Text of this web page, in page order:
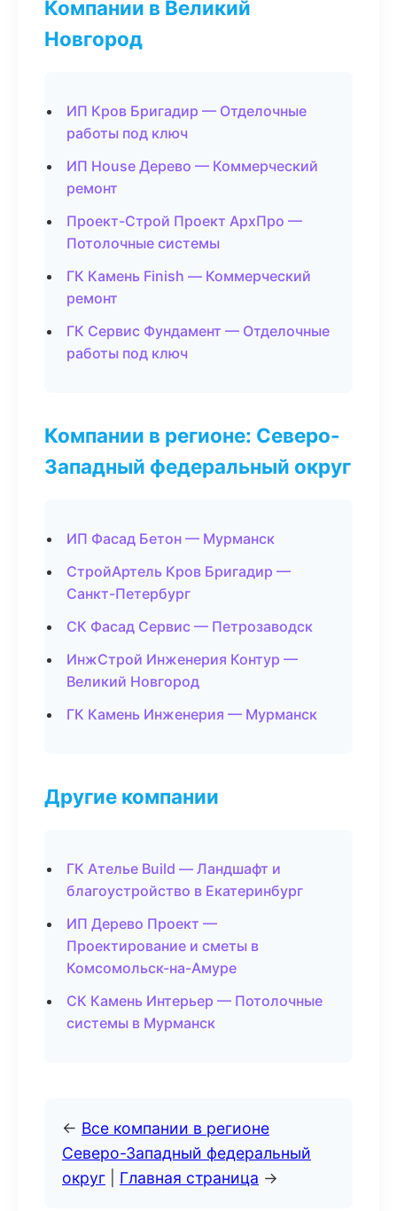
Компании в Великий
Новгород
ИП Кров Бригадир — Отделочные
работы под ключ
ИП House Дерево — Коммерческий
ремонт
Проект-Строй Проект АрхПро —
Потолочные системы
ГК Камень Finish — Коммерческий
ремонт
ГК Сервис Фундамент — Отделочные
работы под ключ
Компании в регионе: Северо-
Западный федеральный округ
ИП Фасад Бетон — Мурманск
СтройАртель Кров Бригадир —
Санкт-Петербург
СК Фасад Сервис — Петрозаводск
ИнжСтрой Инженерия Контур —
Великий Новгород
ГК Камень Инженерия — Мурманск
Другие компании
ГК Ателье Build — Ландшафт и
благоустройство в Екатеринбург
ИП Дерево Проект —
Проектирование и сметы в
Комсомольск-на-Амуре
СК Камень Интерьер — Потолочные
системы в Мурманск
← Все компании в регионе
Северо-Западный федеральный
округ
Главная страница →